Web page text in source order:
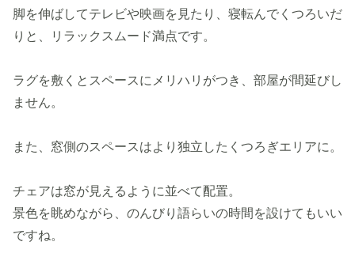
脚を伸ばしてテレビや映画を見たり、寝転んでくつろいだ
りと、リラックスムード満点です。
ラグを敷くとスペースにメリハリがつき、部屋が間延びし
ません。
また、窓側のスペースはより独立したくつろぎエリアに。
チェアは窓が見えるように並べて配置。
景色を眺めながら、のんびり語らいの時間を設けてもいい
ですね。